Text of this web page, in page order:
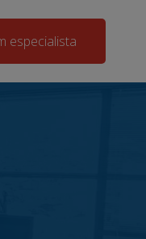
especialista